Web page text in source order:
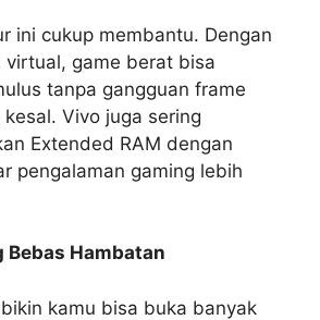
ini cukup membantu. Dengan
virtual, game berat bisa
tanpa gangguan frame
Vivo juga sering
Extended RAM dengan
pengalaman gaming lebih
Hambatan
kamu bisa buka banyak